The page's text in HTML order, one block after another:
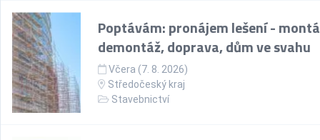
Poptávám: pronájem lešení -
demontáž, doprava, dům ve svahu
Včera (7. 8. 2026)
Středočeský kraj
Stavebnictví